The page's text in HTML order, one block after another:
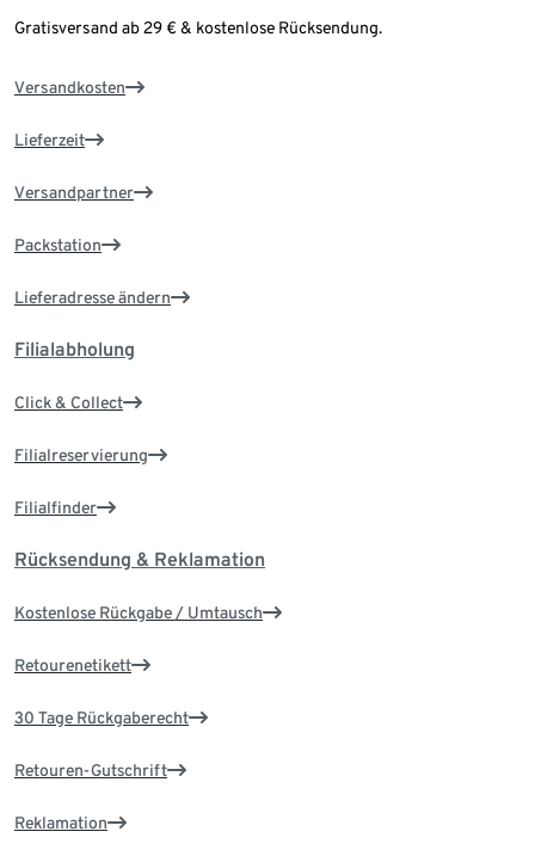
Gratisversand ab 29 € & kostenlose Rücksendung.
Versandkosten
Lieferzeit
Versandpartner
Packstation
Lieferadresse ändern
Filialabholung
Click & Collect
Filialreservierung
Filialfinder
Rücksendung & Reklamation
Kostenlose Rückgabe / Umtausch
Retourenetikett
30 Tage Rückgaberecht
Retouren-Gutschrift
Reklamation